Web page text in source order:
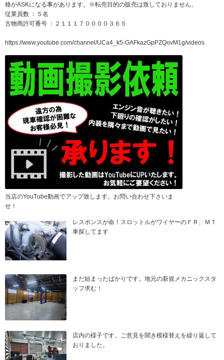
格がASKになる事があります。※転売目的の販売は致しておりません。
従業員数 ：５名
古物商許可番号 ：２１１１７００００３６５
https://www.youtube.com/channel/UCa4_k5-GAFkazGpPZQovM1g/videos
当店のYouTube動画でアップ致します。お問い合わせ下さいま
せ！
レスポンスが命！スロットルがワイヤーのＦＲ、ＭＴ
車探してます
まだ始まったばかりです。地元の新規メカニックスタ
ッフ求む！
店内の様子です。ご意見を聞き模様替えを繰り返して
おりました。